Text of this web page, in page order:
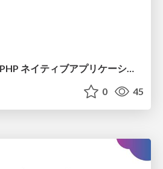
pnl で簡易的に作る PHP ネイティブアプリケーション
0 45